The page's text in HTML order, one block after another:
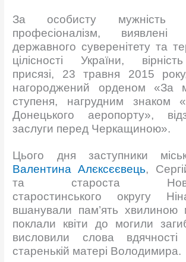
За особисту мужність
професіоналізм,
державного суверенітету та
цілісності України,
присязі, 23 травня 2015
нагороджений орденом «За
ступеня, нагрудним знаком
Донецького аеропорту»,
заслуги перед Черкащиною».
Цього дня заступники
Валентина Алєксєєвець,
та староста
старостинського округу
вшанували пам’ять хвилиною
поклали квіти до могили
висловили слова вдячності
старенькій матері Володимира.